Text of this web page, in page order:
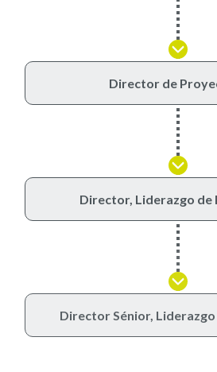
Director de
Director, Liderazgo de
Director Sénior,